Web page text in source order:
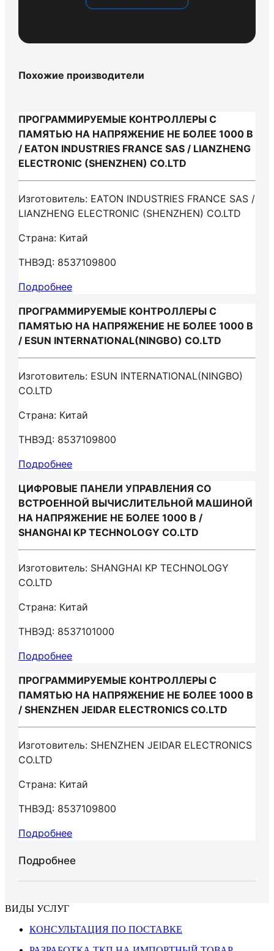
Похожие производители
ПРОГРАММИРУЕМЫЕ КОНТРОЛЛЕРЫ С
ПАМЯТЬЮ НА НАПРЯЖЕНИЕ НЕ БОЛЕЕ 1000 В
/ EATON INDUSTRIES FRANCE SAS / LIANZHENG
ELECTRONIC (SHENZHEN) CO.LTD
Изготовитель: EATON INDUSTRIES FRANCE SAS /
LIANZHENG ELECTRONIC (SHENZHEN) CO.LTD
Страна: Китай
ТНВЭД: 8537109800
Подробнее
ПРОГРАММИРУЕМЫЕ КОНТРОЛЛЕРЫ С
ПАМЯТЬЮ НА НАПРЯЖЕНИЕ НЕ БОЛЕЕ 1000 В
/ ESUN INTERNATIONAL(NINGBO) CO.LTD
Изготовитель: ESUN INTERNATIONAL(NINGBO)
CO.LTD
Страна: Китай
ТНВЭД: 8537109800
Подробнее
ЦИФРОВЫЕ ПАНЕЛИ УПРАВЛЕНИЯ СО
ВСТРОЕННОЙ ВЫЧИСЛИТЕЛЬНОЙ МАШИНОЙ
НА НАПРЯЖЕНИЕ НЕ БОЛЕЕ 1000 В /
SHANGHAI KP TECHNOLOGY CO.LTD
Изготовитель: SHANGHAI KP TECHNOLOGY
CO.LTD
Страна: Китай
ТНВЭД: 8537101000
Подробнее
ПРОГРАММИРУЕМЫЕ КОНТРОЛЛЕРЫ С
ПАМЯТЬЮ НА НАПРЯЖЕНИЕ НЕ БОЛЕЕ 1000 В
/ SHENZHEN JEIDAR ELECTRONICS CO.LTD
Изготовитель: SHENZHEN JEIDAR ELECTRONICS
CO.LTD
Страна: Китай
ТНВЭД: 8537109800
Подробнее
Подробнее
ВИДЫ УСЛУГ
КОНСУЛЬТАЦИЯ ПО ПОСТАВКЕ